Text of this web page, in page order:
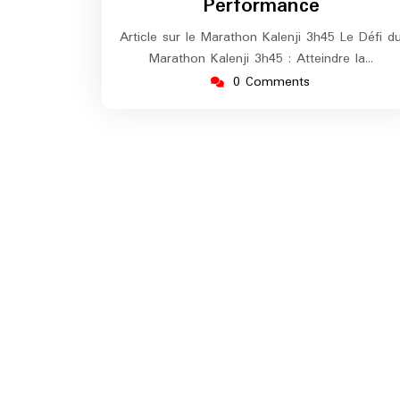
Article sur le Marathon Kalenji 3h45 Le Défi
Marathon Kalenji 3h45 : Atteindre la…
0 Comments